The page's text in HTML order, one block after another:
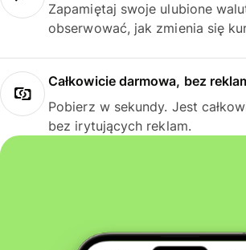
Zapamiętaj swoje ulubione
obserwować, jak zmienia się
Całkowicie darmowa, bez
Pobierz w sekundy. Jest
bez irytujących reklam.